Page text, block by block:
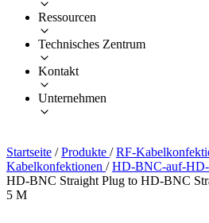
Ressourcen
Technisches Zentrum
Kontakt
Unternehmen
Startseite / Produkte / RF-
Kabelkonfektionen / HD-BNC-auf-
HD-BNC Straight Plug to HD-BNC
5 M